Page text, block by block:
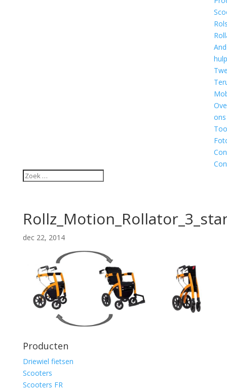
ons
dec 22, 2014
Producten
Driewiel fietsen
Scooters
Scooters FR